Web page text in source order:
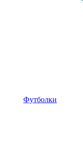
Футболки